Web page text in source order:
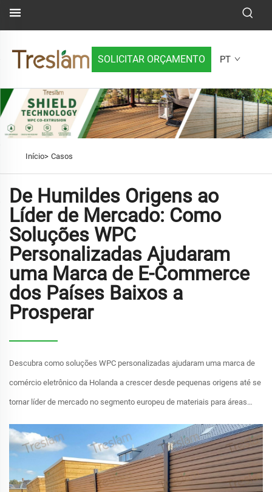
SOLICITAR ORÇAMENTO PT
Início> Casos
De Humildes Origens ao
Líder de Mercado: Como
Soluções WPC
Personalizadas Ajudaram
uma Marca de E-Commerce
dos Países Baixos a
Prosperar
Descubra como soluções WPC personalizadas ajudaram uma marca de
comércio eletrônico da Holanda a crescer desde pequenas origens até se
tornar líder de mercado no segmento europeu de materiais para áreas